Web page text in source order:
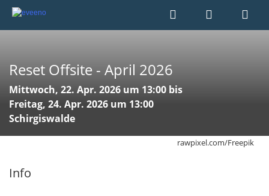
Reset Offsite - April 2026
Mittwoch, 22. Apr. 2026 um 13:00 bis
Freitag, 24. Apr. 2026 um 13:00
Schirgiswalde
rawpixel.com/Freepik
Info